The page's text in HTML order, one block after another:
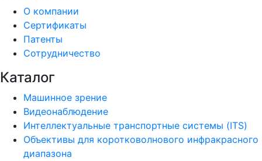
О компании
Сертификаты
Патенты
Сотрудничество
Каталог
Машинное зрение
Видеонаблюдение
Интеллектуальные транспортные системы (ITS)
Объективы для коротковолнового инфракрасного
диапазона